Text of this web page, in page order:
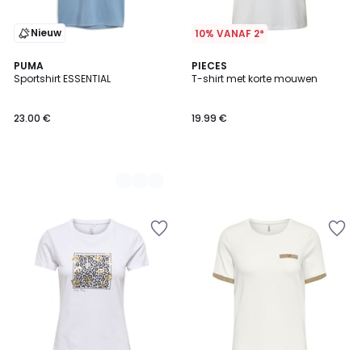
Nieuw
PUMA
Sportshirt ESSENTIAL
23.00 €
2
Kleuren
10% VANAF 2*
PIECES
T-shirt met korte mouwen
19.99 €